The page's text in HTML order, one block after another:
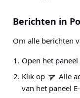
Berichten in
Om alle berichten
Open het paneel
Klik op
Alle
van het paneel